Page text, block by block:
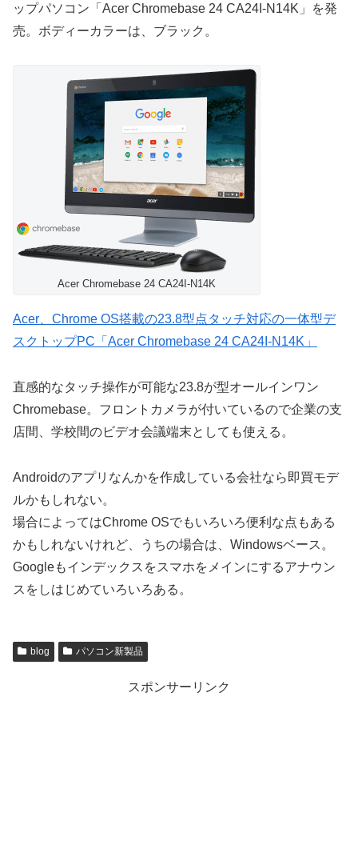
ップパソコン「Acer Chromebase 24 CA24I-N14K」を発
売。ボディーカラーは、ブラック。
Acer Chromebase 24 CA24I-N14K
Acer、Chrome OS搭載の23.8型点タッチ対応の一体型デ
スクトップPC「Acer Chromebase 24 CA24I-N14K」
直感的なタッチ操作が可能な23.8が型オールインワン
Chromebase。フロントカメラが付いているので企業の支
店間、学校間のビデオ会議端末としても使える。
Androidのアプリなんかを作成している会社なら即買モデ
ルかもしれない。
場合によってはChrome OSでもいろいろ便利な点もある
かもしれないけれど、うちの場合は、Windowsベース。
Googleもインデックスをスマホをメインにするアナウン
スをしはじめていろいろある。
blog パソコン新製品
スポンサーリンク